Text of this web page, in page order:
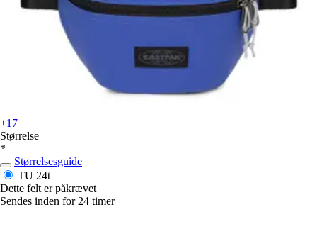
+17
Størrelse
*
Størrelsesguide
TU 24t
Dette felt er påkrævet
Sendes inden for 24 timer